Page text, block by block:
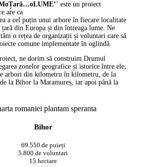
’ este un proiect
are ca
a cel puțin unui arbore în fiecare localitate
din Europa și din întreaga lume. Ne
o rețea de organizații și voluntari care să
comune implementate în oglindă.
ne dorim să construim Drumul
zonelor geografice și istorice între ele,
arbori din kilometru în kilometru, de la
la Bihor la Maramureș, iar apoi până la
Bihor
69.550 de puieți
5.800 de voluntari
15 hectare